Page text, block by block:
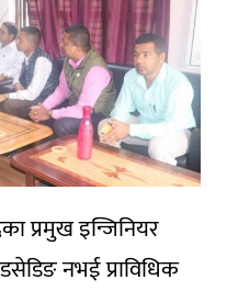
प्रमुख इन्जिनियर
नभई प्राविधिक